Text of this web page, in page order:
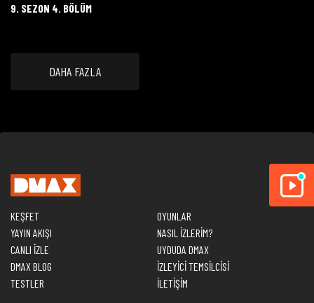
9. SEZON 4. BÖLÜM
DAHA FAZLA
KEŞFET
YAYIN AKIŞI
CANLI İZLE
DMAX BLOG
TESTLER
OYUNLAR
NASIL İZLERİM?
UYDUDA DMAX
İZLEYİCİ TEMSİLCİSİ
İLETİŞİM